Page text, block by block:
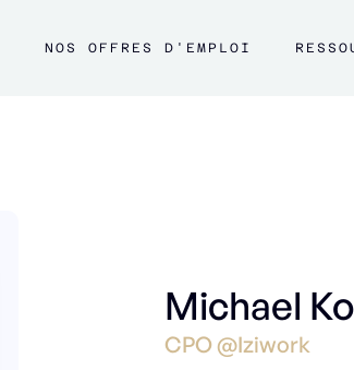
NOS OFFRES D'EMPLOI
Michael
CPO @Iziwork